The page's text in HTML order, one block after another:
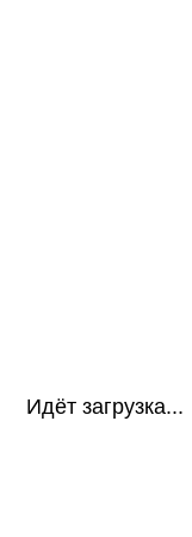
Идёт загрузка...